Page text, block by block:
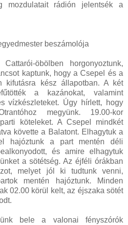
mozdulatait rádión jelentsék a
beszámolója
öbölben horgonyoztunk,
kaptunk, hogy a Csepel és a
kifutásra kész állapotban. A két
a kazánokat, valamint
vízkészleteket. Úgy hírlett, hogy
megyünk. 19.00-kor
köteleket. A Csepel mindkét
követte a Balatont. Elhagytuk a
hajóztunk a part mentén déli
és amire elhagytuk
a sötétség. Az éjféli órákban
melyet jól ki tudtunk venni,
mentén hajóztunk. Minden
02.00 körül kelt, az éjszaka sötét
bele a valonai fényszórók